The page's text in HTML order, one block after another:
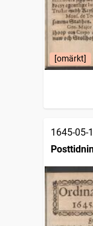
[omärkt]
1645-05-